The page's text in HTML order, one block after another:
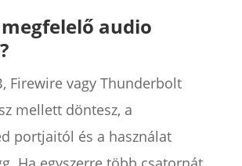
audio
Firewire vagy Thunderbolt
mellett döntesz, a
portjaitól és a használat